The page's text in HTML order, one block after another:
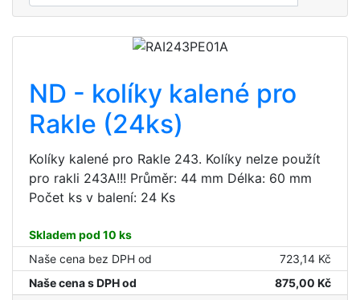
ND - kolíky kalené pro
Rakle (24ks)
Kolíky kalené pro Rakle 243. Kolíky nelze použít
pro rakli 243A!!! Průměr: 44 mm Délka: 60 mm
Počet ks v balení: 24 Ks
Skladem pod 10 ks
Naše cena bez DPH od
723,14 Kč
Naše cena s DPH od
875,00 Kč